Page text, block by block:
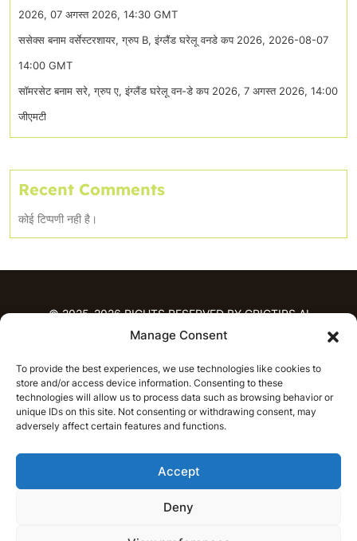
Manage Consent
To provide the best experiences, we use technologies like cookies to
store and/or access device information. Consenting to these
technologies will allow us to process data such as browsing behavior or
unique IDs on this site. Not consenting or withdrawing consent, may
adversely affect certain features and functions.
Accept
Deny
2026, 07 अगस्त 2026, 14:30 GMT
ससेक्स बनाम वर्सेस्टरशायर, ग्रुप B, इंग्लैंड घरेलू वनडे कप 2026, 2026-08-07
14:00 GMT
सॉमरसेट बनाम सरे, ग्रुप ए, इंग्लैंड घरेलू वन-डे कप 2026, 7 अगस्त 2026, 14:00
जीएमटी
Recent Comments
कोई टिप्पणी नही है।
© 2025-2026 RIGHTS RESERVED BY CRICTIPS.AI
भविष्यवाणियाँ
आईपीएल भविष्यवाणियाँ
टी20 लीग भविष्यवाणियाँ
महिला क्रिकेट
नवीनतम क्रिकेट भविष्यवाणियाँ
भविष्यवाणी विश्लेषण
समाचार
आईपीएल समाचार
English